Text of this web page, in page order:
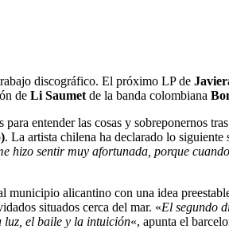
discográfico. El próximo LP de
de Li Saumet de la banda colombiana
entender las cosas y sobreponernos
. La artista chilena ha declarado lo
hizo sentir muy afortunada, porque
municipio alicantino con una idea
situados cerca del mar. «El segundo
luz, el baile y la intuición«, apunta el